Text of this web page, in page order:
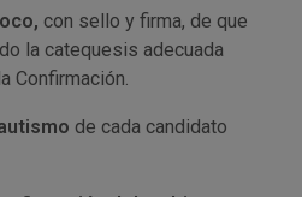
con sello y firma, de que
la catequesis adecuada
Confirmación.
de cada candidato